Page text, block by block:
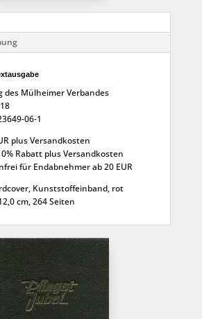
des Mülheimer Verbandes
06-1
plus Versandkosten
Rabatt plus Versandkosten
für Endabnehmer ab 20 EUR
Kunststoffeinband, rot
cm, 264 Seiten